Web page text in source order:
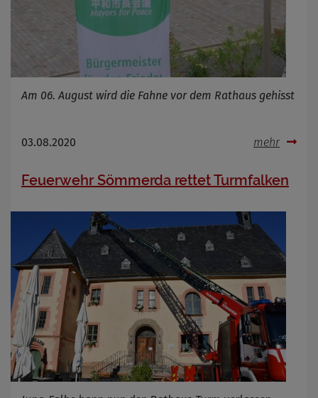
Am 06. August wird die Fahne vor dem Rathaus gehisst
03.08.2020 mehr
Feuerwehr Sömmerda rettet Turmfalken